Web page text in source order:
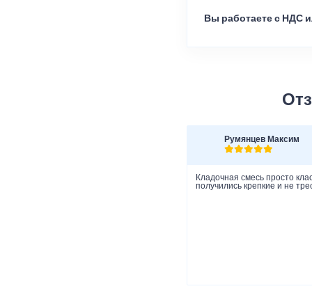
Вы работаете с НДС
Румянцев Максим
Кладочная смесь просто
получились крепкие и не